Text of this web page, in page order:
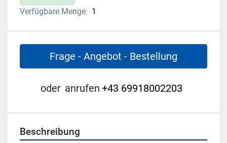
Verfügbare Menge: 1
Frage - Angebot - Bestellung
oder anrufen +43 69918002203
Beschreibung